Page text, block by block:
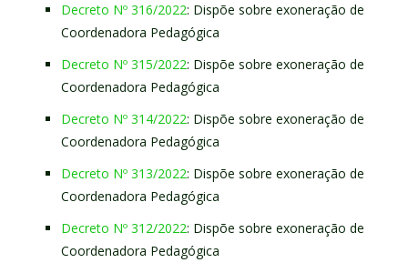
Decreto Nº 316/2022: Dispõe sobre exoneração de
Coordenadora Pedagógica
Decreto Nº 315/2022: Dispõe sobre exoneração de
Coordenadora Pedagógica
Decreto Nº 314/2022: Dispõe sobre exoneração de
Coordenadora Pedagógica
Decreto Nº 313/2022: Dispõe sobre exoneração de
Coordenadora Pedagógica
Decreto Nº 312/2022: Dispõe sobre exoneração de
Coordenadora Pedagógica